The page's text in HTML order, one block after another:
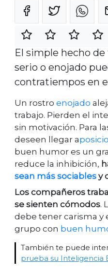
El simple hecho
serio o enojado
contratiempos en
Un rostro enojado
trabajo. Pierden el
sin motivación. Para
deseen llegar a
buen humor es un
reduce la inhibición,
sean más sociables y
Los compañeros
se sienten cómodos.
debe tener carisma y
grupo con buen
También te puede
prueba su Inteligencia